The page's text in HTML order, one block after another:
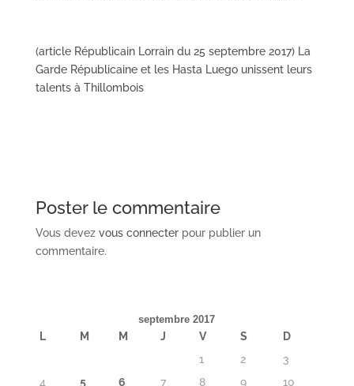
(article Républicain Lorrain du 25 septembre 2017) La
Garde Républicaine et les Hasta Luego unissent leurs
talents à Thillombois
Poster le commentaire
Vous devez vous connecterpour publier un
commentaire.
septembre 2017
L M M J V S
D
1
2
3
4
5 6 7 8 9 10